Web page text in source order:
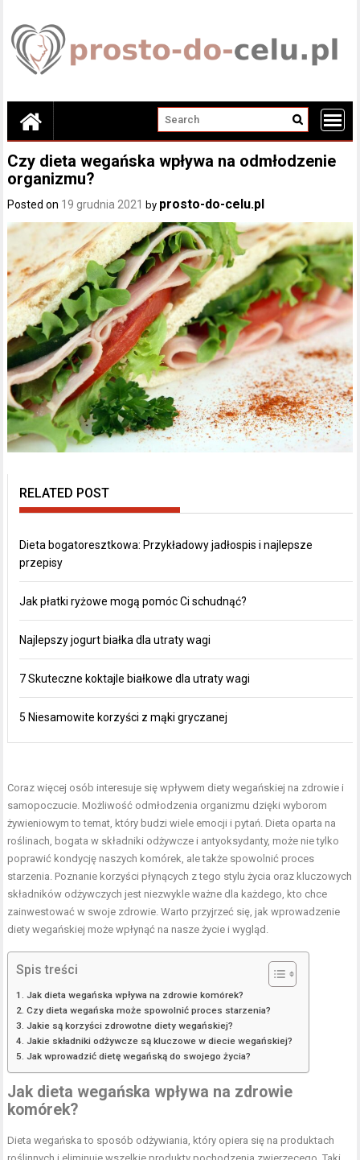
content
Czy dieta wegańska wpływa na odmłodzenie
organizmu?
Posted on 19 grudnia 2021 by prosto-do-celu.pl
RELATED POST
Dieta bogatoresztkowa: Przykładowy jadłospis i najlepsze
przepisy
Jak płatki ryżowe mogą pomóc Ci schudnąć?
Najlepszy jogurt białka dla utraty wagi
7 Skuteczne koktajle białkowe dla utraty wagi
5 Niesamowite korzyści z mąki gryczanej
Coraz więcej osób interesuje się wpływem diety wegańskiej na zdrowie i
samopoczucie. Możliwość odmłodzenia organizmu dzięki wyborom
żywieniowym to temat, który budzi wiele emocji i pytań. Dieta oparta na
roślinach, bogata w składniki odżywcze i antyoksydanty, może nie tylko
poprawić kondycję naszych komórek, ale także spowolnić proces
starzenia. Poznanie korzyści płynących z tego stylu życia oraz kluczowych
składników odżywczych jest niezwykle ważne dla każdego, kto chce
zainwestować w swoje zdrowie. Warto przyjrzeć się, jak wprowadzenie
diety wegańskiej może wpłynąć na nasze życie i wygląd.
Spis treści
Jak dieta wegańska wpływa na zdrowie komórek?
Czy dieta wegańska może spowolnić proces starzenia?
Jakie są korzyści zdrowotne diety wegańskiej?
Jakie składniki odżywcze są kluczowe w diecie wegańskiej?
Jak wprowadzić dietę wegańską do swojego życia?
Jak dieta wegańska wpływa na zdrowie
komórek?
Dieta wegańska to sposób odżywiania, który opiera się na produktach